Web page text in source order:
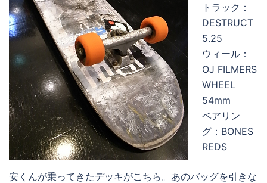
トラック：
DESTRUCT
5.25
ウィール：
OJ FILMERS
WHEEL
54mm
ベアリン
グ：BONES
REDS
安くんが乗ってきたデッキがこちら。あのバッグを引きな